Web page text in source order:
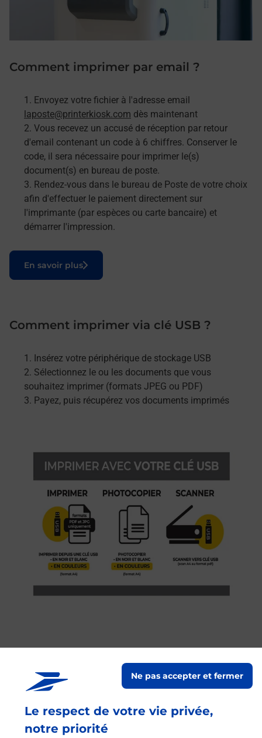
Le respect de votre vie privée,
notre priorité
Ne pas accepter et fermer
Comment imprimer par email ?
Envoyez votre fichier à l'adresse email
laposte@printerkiosk.com dès maintenant
Vous recevez un accusé de réception par retour
d'email contenant un code à 6 chiffres. Conserver le
code, il sera nécessaire pour imprimer le(s)
document(s) en bureau de poste.
Rendez-vous dans le bureau de Poste de votre choix
afin d'effectuer le paiement directement sur
l'imprimante (par espèces ou carte bancaire) et
démarrer l'impression.
En savoir plus
Le lien s'ouvre dans un nouvel onglet
Comment imprimer via clé USB ?
Insérez votre périphérique de stockage USB
Sélectionnez le ou les documents que vous
souhaitez imprimer (formats JPEG ou PDF)
Payez, puis récupérez vos documents imprimés
Services
En savoir plus En